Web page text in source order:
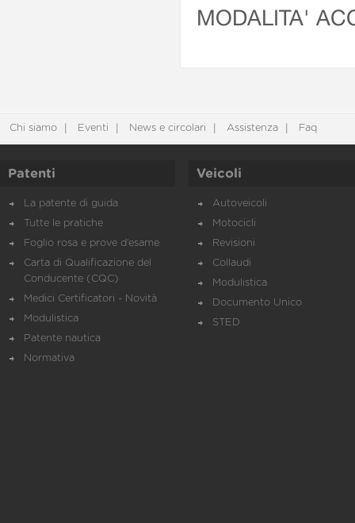
MODALITA'
Chi siamo Eventi News e circolari Assistenza Faq
Patenti
La patente di guida
Tutte le pratiche
Foglio rosa e prove d’esame
Carta di Qualificazione del
Conducente (CQC)
Medici Certificatori - Novità
Modulistica
Patente nautica
Normativa
Veicoli
Autoveicoli
Motocicli
Revisioni
Collaudi
Modulistica
Documento Unico
STED